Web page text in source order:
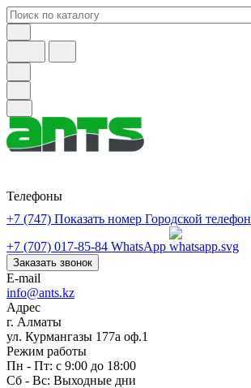
Телефоны
+7 (747) Показать номер Городской телефон
+7 (707) 017-85-84 WhatsApp
Заказать звонок
E-mail
info@ants.kz
Адрес
г. Алматы
ул. Курмангазы 177а оф.1
Режим работы
Пн - Пт: с 9:00 до 18:00
Сб - Вс: Выходные дни